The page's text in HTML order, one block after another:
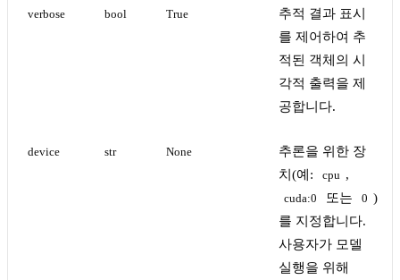
verbose bool True
추적 결과 표시
를 제어하여 추
적된 객체의 시
각적 출력을 제
공합니다.
device str None
추론을 위한 장
치(예:
cpu ,
cuda:0 또는 0 )
를 지정합니다.
사용자가 모델
실행을 위해